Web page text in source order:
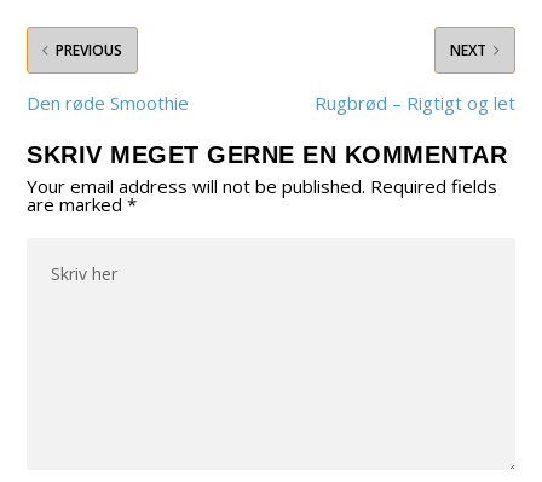
PREVIOUS
Den røde Smoothie
NEXT
Rugbrød – Rigtigt og let
SKRIV MEGET GERNE EN KOMMENTAR
Your email address will not be published. Required fields
are marked*